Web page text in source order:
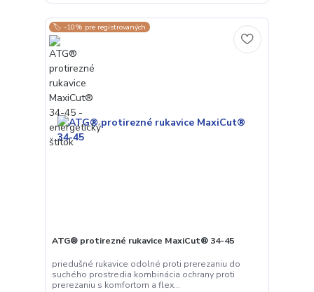
🏷️ -10% pre registrovaných
ATG® protirezné rukavice MaxiCut® 34-45
priedušné rukavice odolné proti prerezaniu do
suchého prostredia kombinácia ochrany proti
prerezaniu s komfortom a flex...